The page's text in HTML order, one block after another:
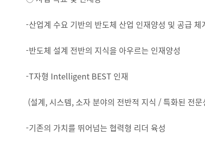
-산업계 수요 기반의 반도체 산업 인재양성 및 공급 체
-반도체 설계 전반의 지식을 아우르는 인재양성
-T자형 Intelligent BEST 인재
(설계, 시스템, 소자 분야의 전반적 지식 / 특화된 전
-기존의 가치를 뛰어넘는 협력형 리더 육성